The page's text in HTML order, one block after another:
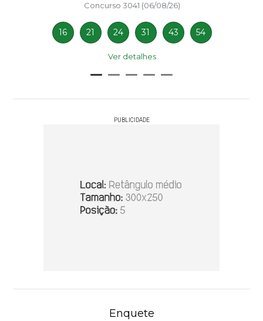
Concurso 3041 (06/08/26)
16 21 24 31 43 54
Ver detalhes
PUBLICIDADE
Enquete